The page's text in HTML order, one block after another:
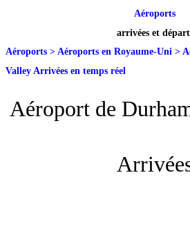
Aéroports
arrivées et
Aéroports > Aéroports en Royaume-Uni >
Valley Arrivées en temps réel
Aéroport de